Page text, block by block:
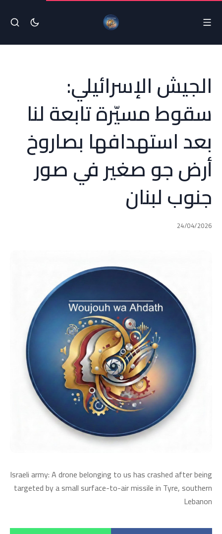
الجيش الإسرائيلي:
سقوط مسيّرة تابعة لنا
بعد استهدافها بصاروخ
أرض جو صغير في صور
جنوب لبنان
24/04/2026
Israeli army: A drone belonging to us has crashed after being
targeted by a small surface-to-air missile in Tyre, southern
Lebanon